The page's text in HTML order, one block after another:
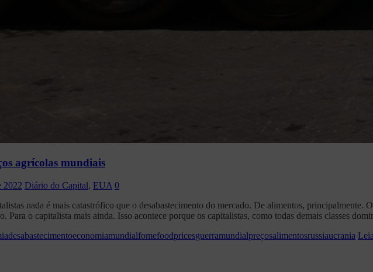
agrícolas mundiais
2022 Diário do Capital, EUA 0
nada é mais catastrófico que o desabastecimento do mercado. De alimentos,
Para o capitalista mais ainda. Isso acontece porque os capitalistas, como todas demais classes
desabastecimentoeconomiamundialfomefoodpricesguerramundialpreçosalimentosrussiaucrania